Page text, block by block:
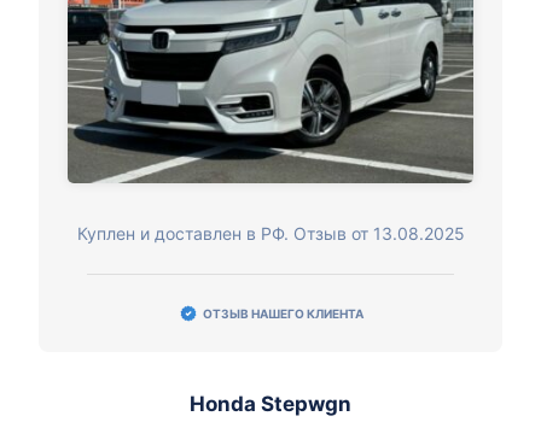
Куплен и доставлен в РФ. Отзыв от 13.08.2025
ОТЗЫВ НАШЕГО КЛИЕНТА
Honda Stepwgn